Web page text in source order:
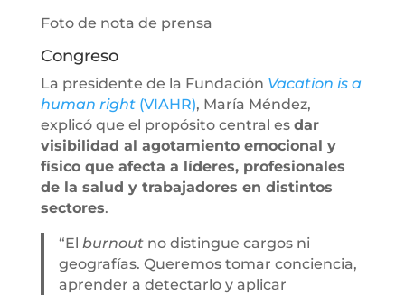
Foto de nota de prensa
Congreso
La presidente de la Fundación Vacation is a
human right(VIAHR), María Méndez,
explicó que el propósito central es dar
visibilidad al agotamiento emocional y
físico que afecta a líderes, profesionales
de la salud y trabajadores en distintos
sectores.
“El burnout no distingue cargos ni
geografías. Queremos tomar conciencia,
aprender a detectarlo y aplicar